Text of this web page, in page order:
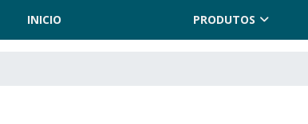
INICIO PRODUTOS